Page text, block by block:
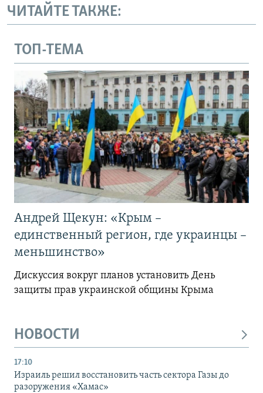
ЧИТАЙТЕ ТАКЖЕ:
ТОП-ТЕМА
Андрей Щекун: «Крым –
единственный регион, где украинцы –
меньшинство»
Дискуссия вокруг планов установить День
защиты прав украинской общины Крыма
НОВОСТИ
17:10
Израиль решил восстановить часть сектора Газы до
разоружения «Хамас»